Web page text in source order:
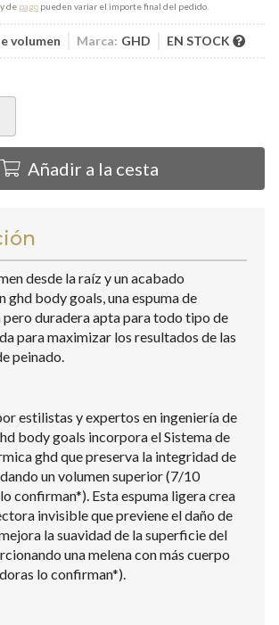
y de pago pueden variar el importe final del pedido.
volumen Marca: GHD EN STOCK
Añadir a la cesta
desde la raíz y un acabado
ghd body goals, una espuma de
duradera apta para todo tipo de
para maximizar los resultados de las
peinado.
estilistas y expertos en ingeniería de
body goals incorpora el Sistema de
ghd que preserva la integridad de
un volumen superior (7/10
confirman*). Esta espuma ligera crea
invisible que previene el daño de
la suavidad de la superficie del
una melena con más cuerpo
lo confirman*).